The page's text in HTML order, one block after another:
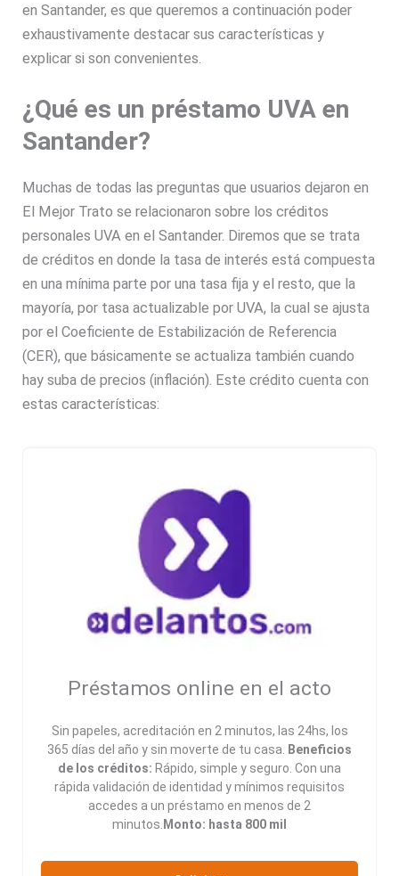
en Santander, es que queremos a continuación poder
exhaustivamente destacar sus características y
explicar si son convenientes.
¿Qué es un préstamo UVA en
Santander?
Muchas de todas las preguntas que usuarios dejaron en
El Mejor Trato se relacionaron sobre los créditos
personales UVA en el Santander. Diremos que se trata
de créditos en donde la tasa de interés está compuesta
en una mínima parte por una tasa fija y el resto, que la
mayoría, por tasa actualizable por UVA, la cual se ajusta
por el Coeficiente de Estabilización de Referencia
(CER), que básicamente se actualiza también cuando
hay suba de precios (inflación). Este crédito cuenta con
estas características:
Préstamos online en el acto
Sin papeles, acreditación en 2 minutos, las 24hs, los
365 días del año y sin moverte de tu casa.
Beneficios
de los créditos: Rápido, simple y seguro. Con una
rápida validación de identidad y mínimos requisitos
accedes a un préstamo en menos de 2
minutos. Monto: hasta 800 mil